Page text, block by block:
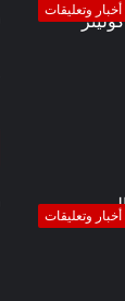
أخبار وتعليقات
أخبار وتعليقات